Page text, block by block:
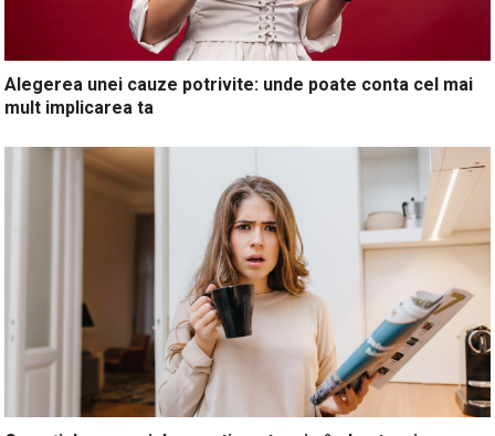
Alegerea unei cauze potrivite: unde poate conta cel mai
mult implicarea ta